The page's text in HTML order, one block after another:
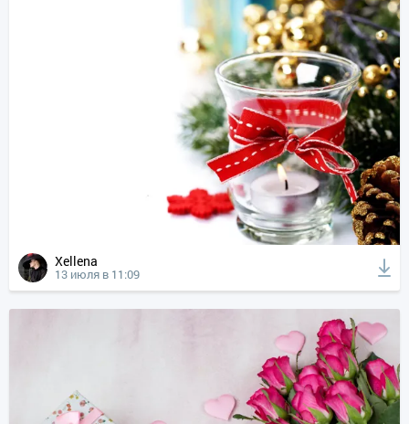
Xellena
13 июля в 11:09